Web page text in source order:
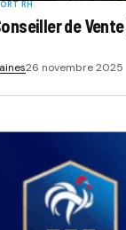
RH
de
26 novembre 2025